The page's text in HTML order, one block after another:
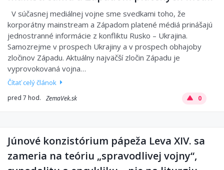
V súčasnej mediálnej vojne sme svedkami toho, že
korporátny mainstream a Západom platené médiá prinášajú
jednostranné informácie z konfliktu Rusko – Ukrajina.
Samozrejme v prospech Ukrajiny a v prospech obhajoby
zločinov Západu. Aktuálny najväčší zločin Západu je
vyprovokovaná vojna…
Čítať celý článok
pred 7 hod. ZemaVek.sk 0
Júnové konzistórium pápeža Leva XIV. sa
zameria na teóriu „spravodlivej vojny“,